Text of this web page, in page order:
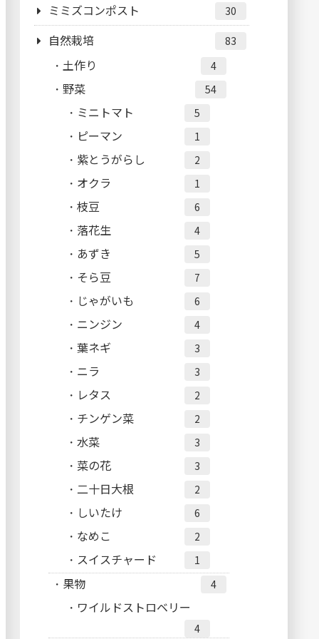
ミミズコンポスト 30
自然栽培 83
土作り 4
野菜 54
ミニトマト 5
ピーマン 1
紫とうがらし 2
オクラ 1
枝豆 6
落花生 4
あずき 5
そら豆 7
じゃがいも 6
ニンジン 4
葉ネギ 3
ニラ 3
レタス 2
チンゲン菜 2
水菜 3
菜の花 3
二十日大根 2
しいたけ 6
なめこ 2
スイスチャード 1
果物 4
ワイルドストロベリー
4